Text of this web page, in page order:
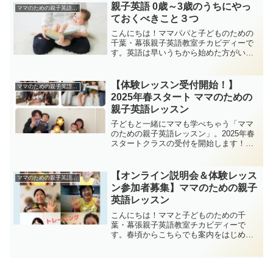
親子英語 0歳～3歳のうちにやっ
ておくべきこと３つ
こんにちは！ママパパと子どものための
千葉・幕張親子英語教室チカビディーで
す。英語は早いうちから始めた方がいい
い事ランキング」という記事を見かけた
のですが、英語・英会話...
ママのための親子英語レッスン
【体験レッスン受付開始！】
2025年春スタート ママのための
親子英語レッスン
子どもと一緒にママも学べちゃう「ママ
のための親子英語レッスン」。2025年春
スタートクラスの受付を開始します！！
英語に自信がない・・・私の発音を聞か
せちゃっていいの...
ママのための親子英語レッスン
【オンライン説明会＆体験レッス
ン参加者募集】ママのための親子
英語レッスン
こんにちは！ママと子どものための千
葉・幕張親子英語教室チカビディーで
す。春頃からこちらでも案内をはじめ、